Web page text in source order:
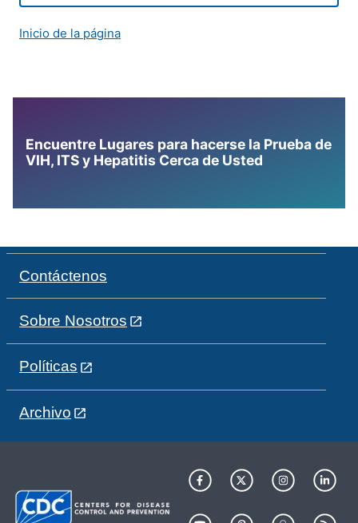
Inicio de la página
Encuentre Lugares para hacerse la Prueba de
VIH, ITS y Hepatitis Cerca de Usted
Contáctenos
Sobre Nosotros
Políticas
Archivo